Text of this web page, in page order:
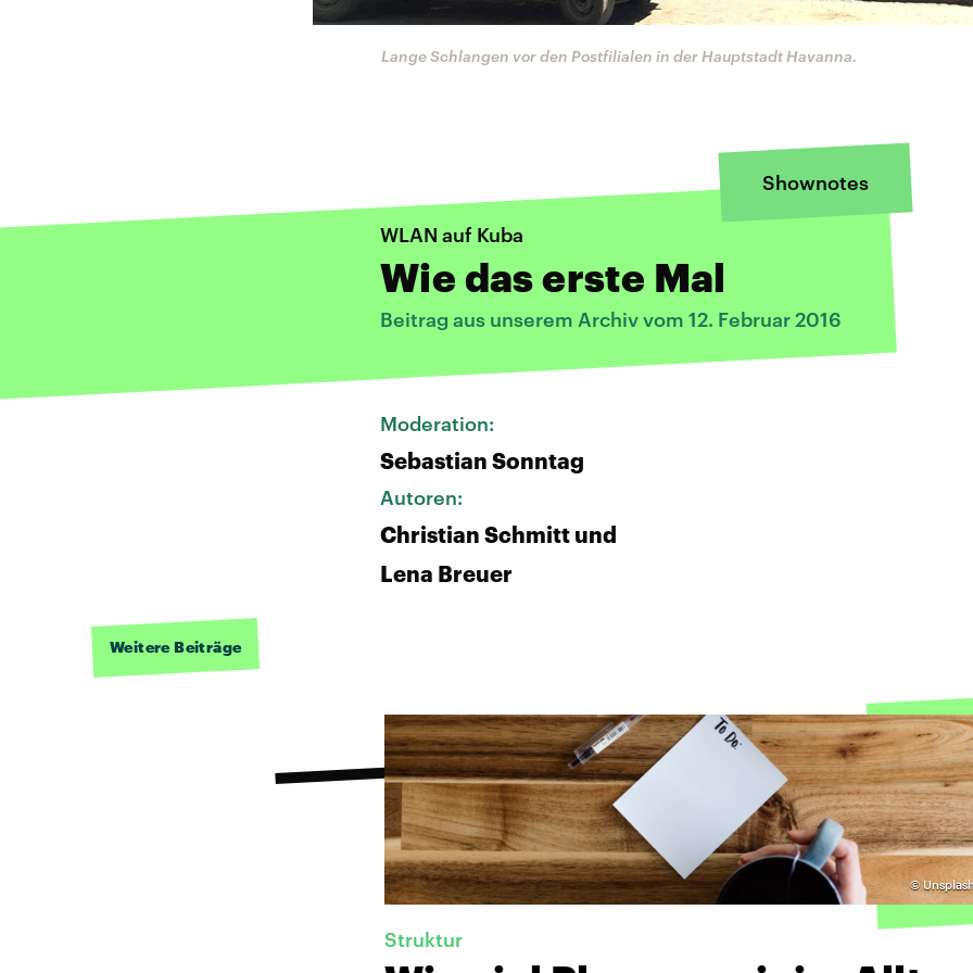
Lange Schlangen vor den Postfilialen in der Hauptstadt Havanna.
Shownotes
WLAN auf Kuba
Wie das erste Mal
Beitrag aus unserem Archiv vom 12. Februar 2016
Moderation:
Sebastian Sonntag
Autoren:
Christian Schmitt und
Lena Breuer
Weitere Beiträge
©
Struktur